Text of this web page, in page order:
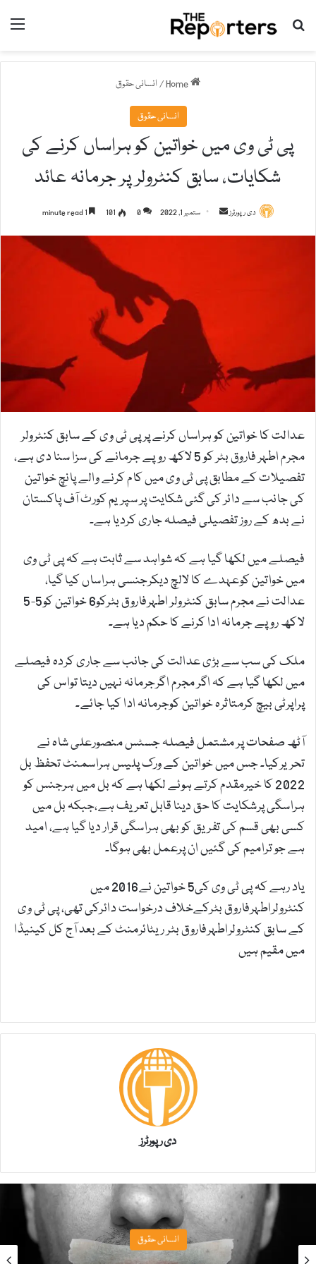
Search for
/ انسانی حقوق
انسانی حقوق
پی ٹی وی میں خواتین کو ہراساں کرنے کی
شکایات، سابق کنٹرولر پر جرمانہ عائد
دی رپورٹرز
i
l
ستمبر 1, 2022 0
101
عدالت کا خواتین کو ہراساں کرنے پر پی ٹی وی کے سابق کنٹرولر
مجرم اطہر فاروق بٹر کو 5 لاکھ روپے جرمانے کی سزا سنا دی ہے،
تفصیلات کے مطابق پی ٹی وی میں کام کرنے والے پانچ خواتین
کی جانب سے دائر کی گئی شکایت پر سپریم کورٹ آف پاکستان
نے بدھ کے روز تفصیلی فیصلہ جاری کردیا ہے۔
فیصلے میں لکھا گیا ہے کہ شواہد سے ثابت ہے کہ پی ٹی وی
میں خواتین کوعہدے کا لالچ دیکرجنسی ہراساں کیا گیا،
عدالت نے مجرم سابق کنٹرولر اطہرفاروق بٹرکو6 خواتین کو5-5
لاکھ روپے جرمانہ ادا کرنے کا حکم دیا ہے۔
ملک کی سب سے بڑی عدالت کی جانب سے جاری کردہ فیصلے
میں لکھا گیا ہے کہ اگر مجرم اگرجرمانہ نہیں دیتا تواس کی
پراپرٹی بیچ کرمتاثرہ خواتین کوجرمانہ ادا کیا جائے۔
آٹھ صفحات پر مشتمل فیصلہ جسٹس منصورعلی شاہ نے
تحریرکیا۔ جس میں خواتین کے ورک پلیس ہراسمنٹ تحفظ بل
2022 کا خیرمقدم کرتے ہوئے لکھا ہے کہ بل میں ہرجنس کو
ہراسگی پرشکایت کا حق دینا قابل تعریف ہے،جبکہ بل میں
کسی بھی قسم کی تفریق کو بھی ہراسگی قرار دیا گیا ہے، امید
ہے جو ترامیم کی گئیں ان پرعمل بھی ہوگا۔
یاد رہے کہ پی ٹی وی کی5 خواتین نے2016 میں
کنٹرولراطہرفاروق بٹرکےخلاف درخواست دائرکی تھی، پی ٹی وی
کے سابق کنٹرولراطہرفاروق بٹر ریٹائرمنٹ کے بعد آج کل کینیڈا
میں مقیم ہیں
دی رپورٹرز
انسانی حقوق